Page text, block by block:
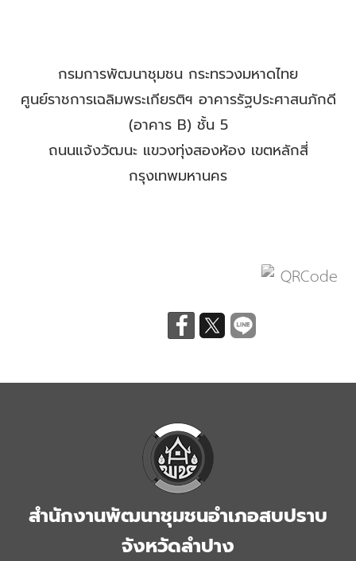
กรมการพัฒนาชุมชน กระทรวงมหาดไทย
ศูนย์ราชการเฉลิมพระเกียรติฯ อาคารรัฐประศาสนภักดี
(อาคาร B) ชั้น 5
ถนนแจ้งวัฒนะ แขวงทุ่งสองห้อง เขตหลักสี่
กรุงเทพมหานคร
สำนักงานพัฒนาชุมชนอำเภอสบปราบ
จังหวัดลำปาง